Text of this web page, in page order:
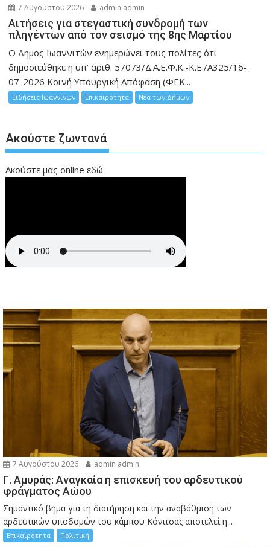
7 Αυγούστου 2026 admin admin
Αιτήσεις για στεγαστική συνδρομή των
πληγέντων από τον σεισμό της 8ης Μαρτίου
Ο Δήμος Ιωαννιτών ενημερώνει τους πολίτες ότι
δημοσιεύθηκε η υπ’ αριθ. 57073/Δ.Α.Ε.Φ.Κ.-Κ.Ε./Α325/16-
07-2026 Κοινή Υπουργική Απόφαση (ΦΕΚ...
Ειδήσεις Ιωαννίνων Επικαιρότητα Νέα των Δήμων
Ακούστε ζωντανά
Ακούστε μας onlineεδώ
7 Αυγούστου 2026 admin admin
Γ. Αμυράς: Αναγκαία η επισκευή του αρδευτικού
φράγματος Αώου
Σημαντικό βήμα για τη διατήρηση και την αναβάθμιση των
αρδευτικών υποδομών του κάμπου Κόνιτσας αποτελεί η...
Επικαιρότητα Πολιτική